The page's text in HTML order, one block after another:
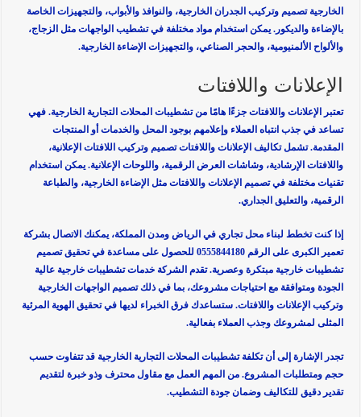
الخارجية تصميم وتركيب الجدران الخارجية، والنوافذ والأبواب، والتجهيزات الخاصة
بالإضاءة والديكور. يمكن استخدام مواد مختلفة في تشطيب الواجهات مثل الزجاج،
والألواح الألمنيومية، والحجر الصناعي، والتجهيزات الإضاءة الخارجية.
الإعلانات واللافتات
تعتبر الإعلانات واللافتات جزءًا هامًا من تشطيبات المحلات التجارية الخارجية. فهي
تساعد في جذب انتباه العملاء وإعلامهم بوجود المحل والخدمات أو المنتجات
المقدمة. تشمل تكاليف الإعلانات واللافتات تصميم وتركيب اللافتات الإعلانية،
واللافتات الإرشادية، وشاشات العرض الرقمية، واللوحات الإعلانية. يمكن استخدام
تقنيات مختلفة في تصميم الإعلانات واللافتات مثل الإضاءة الخارجية، والطباعة
الرقمية، والتعليق الجداري.
إذا كنت تخطط لبناء محل تجاري في الرياض ومدن المملكة، يمكنك الاتصال بشركة
تعمير الكبرى على الرقم 0555844180 للحصول على مساعدة في تحقيق تصميم
تشطيبات خارجية مبتكرة وعصرية. تقدم الشركة خدمات تشطيبات خارجية عالية
الجودة ومتوافقة مع احتياجات مشروعك، بما في ذلك تصميم الواجهات الخارجية
وتركيب الإعلانات واللافتات. ستساعدك فرق الخبراء لديها في تحقيق الهوية المرئية
المثلى لمشروعك وجذب العملاء بفعالية.
تجدر الإشارة إلى أن تكلفة تشطيبات المحلات التجارية الخارجية قد تتفاوت حسب
حجم ومتطلبات المشروع. من المهم العمل مع مقاول محترف وذو خبرة لتقديم
تقدير دقيق للتكاليف وضمان جودة التشطيب.